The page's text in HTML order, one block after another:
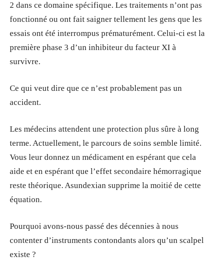
2 dans ce domaine spécifique. Les traitements n’ont pas
fonctionné ou ont fait saigner tellement les gens que les
essais ont été interrompus prématurément. Celui-ci est la
première phase 3 d’un inhibiteur du facteur XI à
survivre.
Ce qui veut dire que ce n’est probablement pas un
accident.
Les médecins attendent une protection plus sûre à long
terme. Actuellement, le parcours de soins semble limité.
Vous leur donnez un médicament en espérant que cela
aide et en espérant que l’effet secondaire hémorragique
reste théorique. Asundexian supprime la moitié de cette
équation.
Pourquoi avons-nous passé des décennies à nous
contenter d’instruments contondants alors qu’un scalpel
existe ?